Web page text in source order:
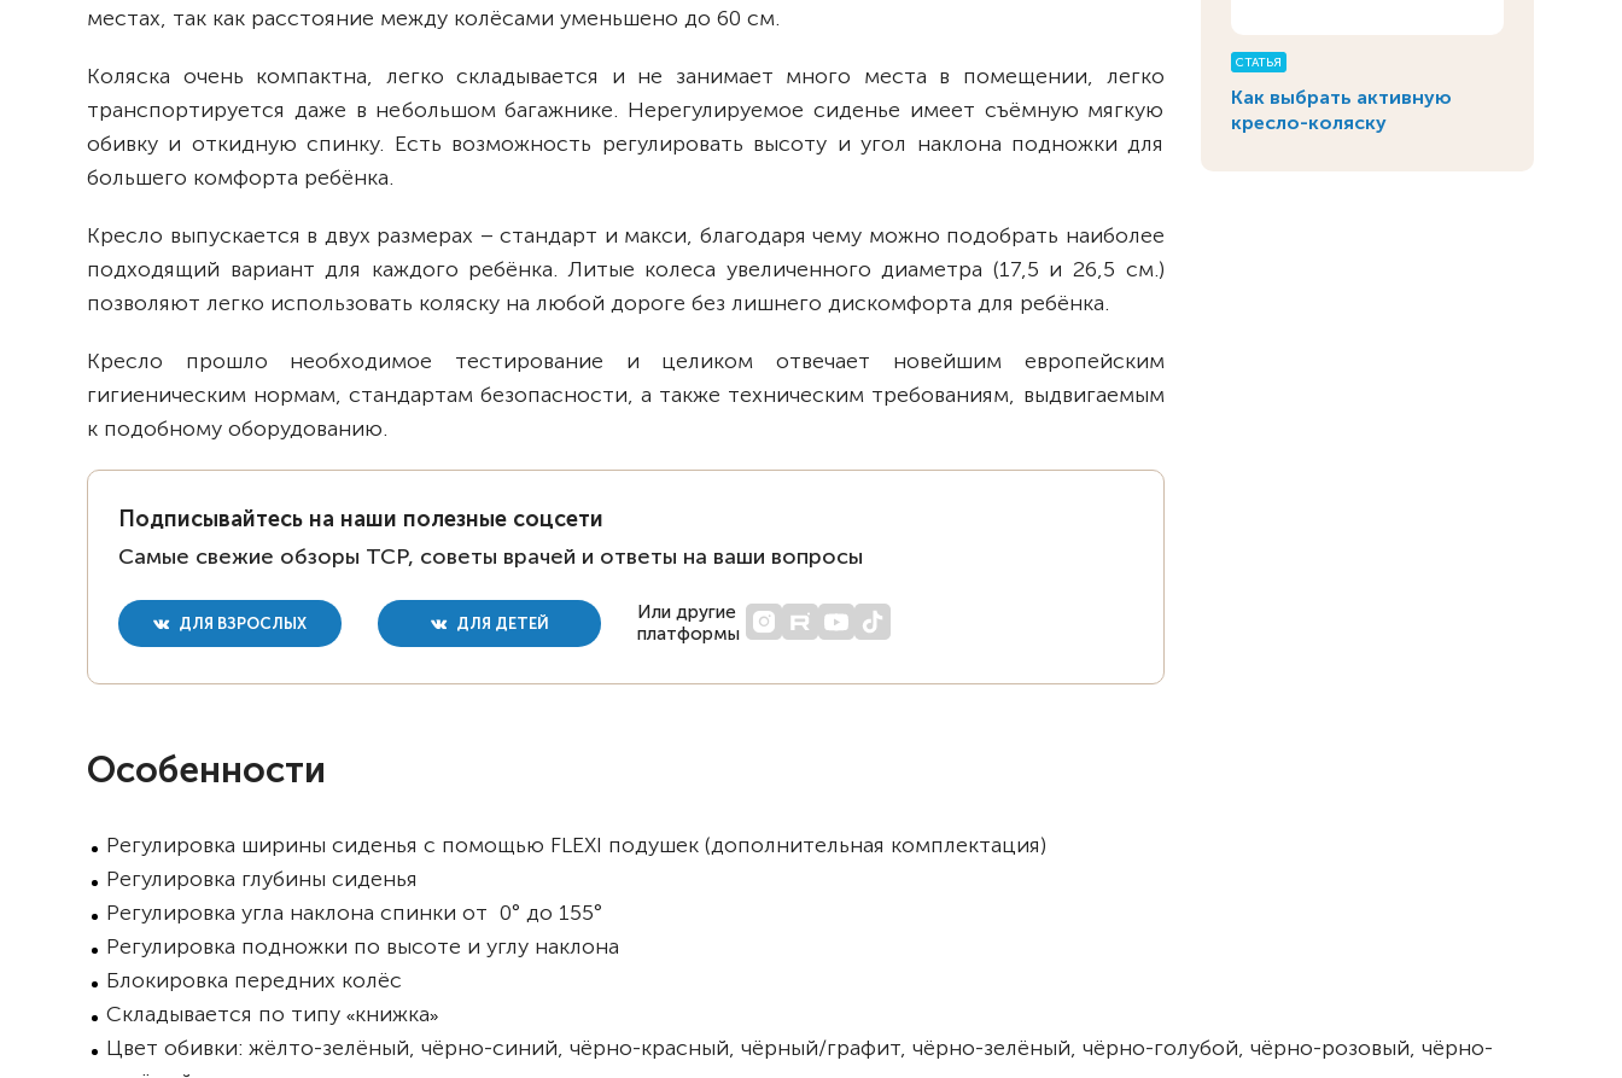
СТАТЬЯ
Как выбрать активную
кресло-коляску
местах, так как расстояние между колёсами уменьшено до 60 см.
Коляска очень компактна, легко складывается и не занимает много места в помещении, легко
транспортируется даже в небольшом багажнике. Нерегулируемое сиденье имеет съёмную мягкую
обивку и откидную спинку. Есть возможность регулировать высоту и угол наклона подножки для
большего комфорта ребёнка.
Кресло выпускается в двух размерах – стандарт и макси, благодаря чему можно подобрать наиболее
подходящий вариант для каждого ребёнка. Литые колеса увеличенного диаметра (17,5 и 26,5 см.)
позволяют легко использовать коляску на любой дороге без лишнего дискомфорта для ребёнка.
Кресло прошло необходимое тестирование и целиком отвечает новейшим европейским
гигиеническим нормам, стандартам безопасности, а также техническим требованиям, выдвигаемым
к подобному оборудованию.
Подписывайтесь на наши полезные соцсети
Самые свежие обзоры ТСР, советы врачей и ответы на ваши вопросы
ДЛЯ ВЗРОСЛЫХ ДЛЯ ДЕТЕЙ
Или другие
платформы
Особенности
Регулировка ширины сиденья с помощью FLEXI подушек (дополнительная комплектация)
Регулировка глубины сиденья
Регулировка угла наклона спинки от 0° до 155°
Регулировка подножки по высоте и углу наклона
Блокировка передних колёс
Складывается по типу «книжка»
Цвет обивки: жёлто-зелёный, чёрно-синий, чёрно-красный, чёрный/графит, чёрно-зелёный, чёрно-голубой, чёрно-розовый, чёрно-